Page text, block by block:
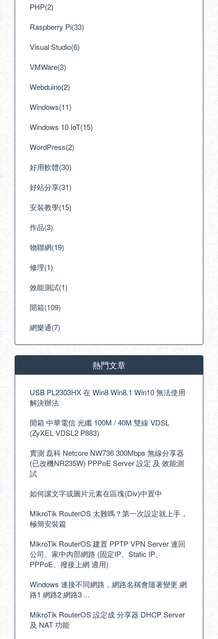
PHP(2)
Raspberry Pi(33)
Visual Studio(6)
VMWare(3)
Webduino(2)
Windows(11)
Windows 10 IoT(15)
WordPress(2)
好用軟體(30)
好站分享(31)
安裝教學(15)
作品(3)
物聯網(19)
修理(1)
效能測試(1)
開箱(109)
網樂通(7)
熱門文章
USB PL2303HX 在 Win8 Win8.1 Win10 無法使用
解決辦法
開箱 中華電信 光纖 100M / 40M 雙線 VDSL
(ZyXEL VDSL2 P883)
實測 磊科 Netcore NW736 300Mbps 無線分享器
(已改機NR235W) PPPoE Server 設定 及 效能測
試
如何讓文字或圖片元素在區塊(Div)中置中
MikroTik RouterOS 太難嗎？第一次設定就上手，
極簡安裝篇
MikroTik RouterOS 建置 PPTP VPN Server 連回
公司、家中內部網路 (固定IP、Static IP、
PPPoE、撥接上網 適用)
Windows 連接不同網路，網路名稱會隨著變更 網
路1 網路2 網路3 ...
MikroTik RouterOS 設定成 分享器 DHCP Server
及 NAT 功能